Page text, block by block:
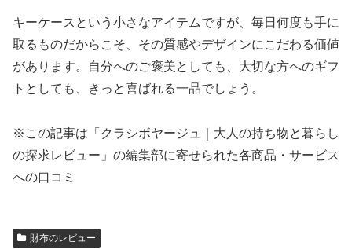
キーケースという小さなアイテムですが、毎日何度も手に
取るものだからこそ、その質感やデザインにこだわる価値
があります。自分へのご褒美としても、大切な方へのギフ
トとしても、きっと喜ばれる一品でしょう。
※この記事は「クラシボヤージュ｜大人の持ち物と暮らし
の探求レビュー」の編集部に寄せられた各商品・サービス
への口コミ
財布のレビュー